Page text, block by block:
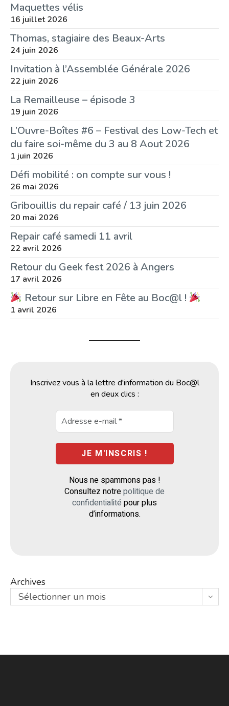
Maquettes vélis
16 juillet 2026
Thomas, stagiaire des Beaux-Arts
24 juin 2026
Invitation à l’Assemblée Générale 2026
22 juin 2026
La Remailleuse – épisode 3
19 juin 2026
L’Ouvre-Boîtes #6 – Festival des Low-Tech et
du faire soi-même du 3 au 8 Aout 2026
1 juin 2026
Défi mobilité : on compte sur vous !
26 mai 2026
Gribouillis du repair café / 13 juin 2026
20 mai 2026
Repair café samedi 11 avril
22 avril 2026
Retour du Geek fest 2026 à Angers
17 avril 2026
Retour sur Libre en Fête au Boc@l !
1 avril 2026
Inscrivez vous à la lettre d'information du Boc@l
en deux clics :
Nous ne spammons pas !
Consultez notrepolitique de
confidentialité pour plus
d’informations.
Archives
Sélectionner un mois